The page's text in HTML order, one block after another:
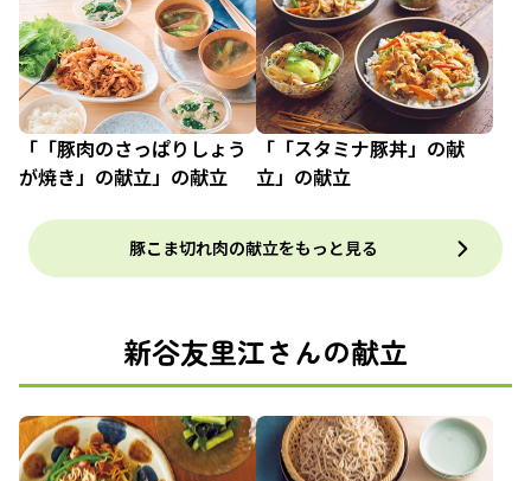
「「豚肉のさっぱりしょう
が焼き」の献立」の献立
「「スタミナ豚丼」の献
立」の献立
豚こま切れ肉の献立をもっと見る
新谷友里江さんの献立